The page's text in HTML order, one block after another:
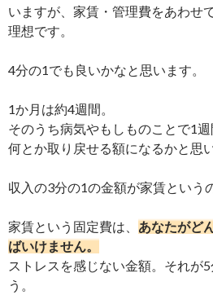
いますが、家賃・管理費をあわせ
理想です。
4分の1でも良いかなと思います。
1か月は約4週間。
そのうち病気やもしものことで1週
何とか取り戻せる額になるかと思い
収入の3分の1の金額が家賃という
家賃という固定費は、 あなたがど
ばいけません。
ストレスを感じない金額。それが
う。